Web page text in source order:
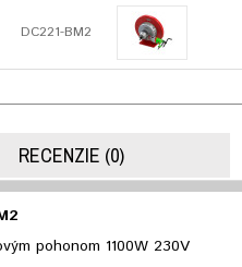
DC221-BM2
RECENZIE (0)
pohonom 1100W 230V